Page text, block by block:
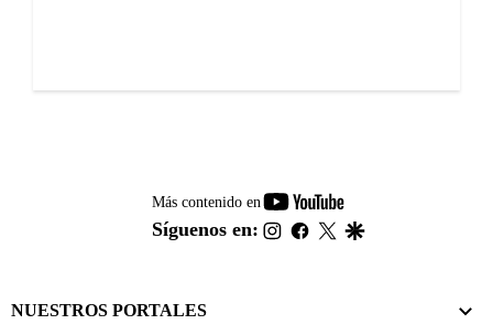
Más contenido en
youtube-
footer
Síguenos en: instagram
facebook
twitter
NUESTROS PORTALES